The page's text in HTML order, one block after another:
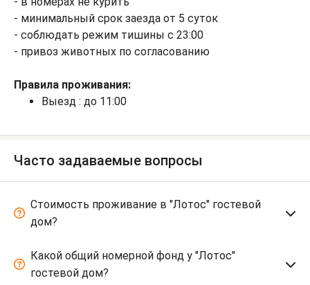
- минимальный срок заезда от 5 суток
- соблюдать режим тишины с 23:00
- привоз животных по согласованию
Правила проживания:
Выезд : до 11:00
Часто задаваемые вопросы
Стоимость проживание в "Лотос" гостевой
дом?
Какой общий номерной фонд у "Лотос"
гостевой дом?